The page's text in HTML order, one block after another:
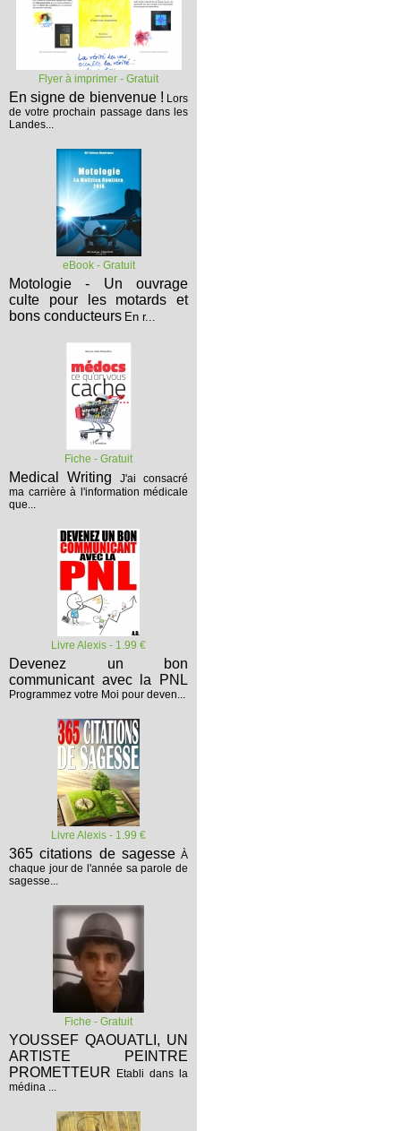
Flyer à imprimer - Gratuit
En signe de bienvenue ! Lors
de votre prochain passage dans les
Landes...
eBook - Gratuit
Motologie - Un ouvrage
culte pour les motards et
bons conducteurs En r...
Fiche - Gratuit
Medical Writing
J'ai consacré
ma carrière à l'information médicale
que...
Livre Alexis - 1.99 €
Devenez un bon
communicant avec la PNL
Programmez votre Moi pour deven...
Livre Alexis - 1.99 €
365 citations de sagesse À
chaque jour de l'année sa parole de
sagesse...
Fiche - Gratuit
YOUSSEF QAOUATLI, UN
ARTISTE PEINTRE
PROMETTEUR
Etabli dans la
médina ...